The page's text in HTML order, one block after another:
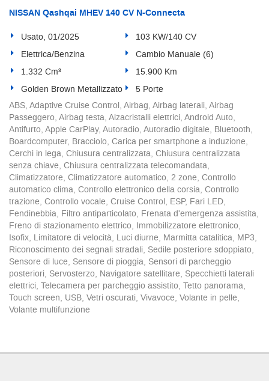
NISSAN Qashqai MHEV 140 CV N-Connecta
Usato, 01/2025
103 KW/140 CV
Elettrica/Benzina
Cambio Manuale (6)
1.332 Cm³
15.900 Km
Golden Brown Metallizzato
5 Porte
ABS, Adaptive Cruise Control, Airbag, Airbag laterali, Airbag
Passeggero, Airbag testa, Alzacristalli elettrici, Android Auto,
Antifurto, Apple CarPlay, Autoradio, Autoradio digitale, Bluetooth,
Boardcomputer, Bracciolo, Carica per smartphone a induzione,
Cerchi in lega, Chiusura centralizzata, Chiusura centralizzata
senza chiave, Chiusura centralizzata telecomandata,
Climatizzatore, Climatizzatore automatico, 2 zone, Controllo
automatico clima, Controllo elettronico della corsia, Controllo
trazione, Controllo vocale, Cruise Control, ESP, Fari LED,
Fendinebbia, Filtro antiparticolato, Frenata d'emergenza assistita,
Freno di stazionamento elettrico, Immobilizzatore elettronico,
Isofix, Limitatore di velocità, Luci diurne, Marmitta catalitica, MP3,
Riconoscimento dei segnali stradali, Sedile posteriore sdoppiato,
Sensore di luce, Sensore di pioggia, Sensori di parcheggio
posteriori, Servosterzo, Navigatore satellitare, Specchietti laterali
elettrici, Telecamera per parcheggio assistito, Tetto panorama,
Touch screen, USB, Vetri oscurati, Vivavoce, Volante in pelle,
Volante multifunzione
Cookie necessari
Cookie delle preferenze
Cookie per il miglioramento dell'esperienza utente
Cookie analitici
Cookie di marketing
Leggi
la
cookie
policy
Salva
le
impostazioni